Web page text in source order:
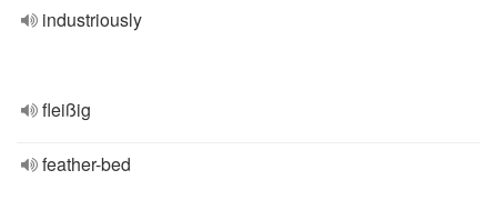
industriously
fleißig
feather-bed